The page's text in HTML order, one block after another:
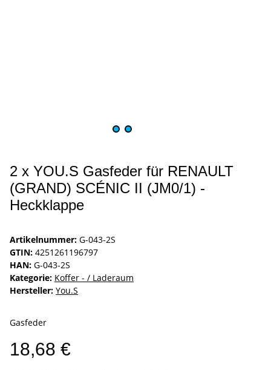
2 x YOU.S Gasfeder für RENAULT
(GRAND) SCÉNIC II (JM0/1) -
Heckklappe
Artikelnummer: G-043-2S
GTIN: 4251261196797
HAN: G-043-2S
Kategorie: Koffer - / Laderaum
Hersteller: You.S
Gasfeder
18,68 €